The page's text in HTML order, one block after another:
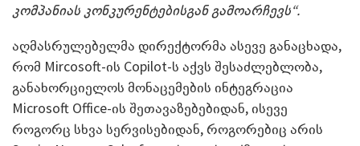
კომპანიას კონკურენტებისგან გამოარჩევს“.
აღმასრულებელმა დირექტორმა ასევე განაცხადა,
რომ Mircosoft-ის Copilot-ს აქვს შესაძლებლობა,
განახორციელოს მონაცემების ინტეგრაცია
Microsoft Office-ის შეთავაზებებიდან, ისევე
როგორც სხვა სერვისებიდან, როგორებიც არის